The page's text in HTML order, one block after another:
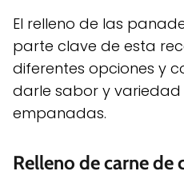
El relleno de las
parte clave de esta
diferentes opciones y
darle sabor y variedad
empanadas.
Relleno de carne de